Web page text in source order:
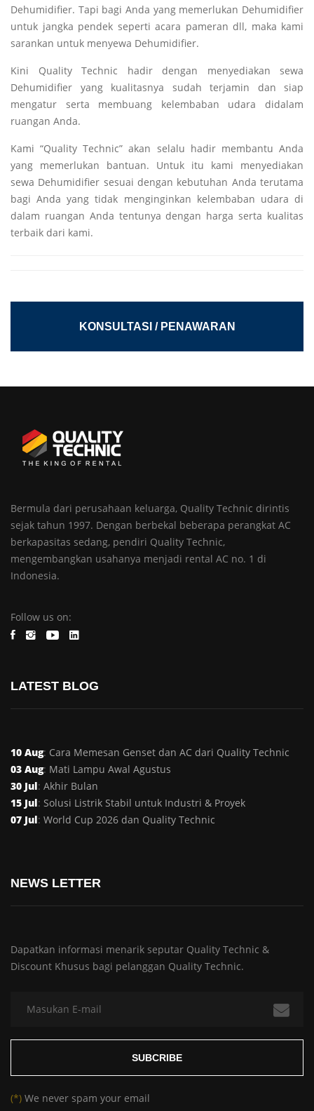
Dehumidifier. Tapi bagi Anda yang memerlukan Dehumidifier
untuk jangka pendek seperti acara pameran dll, maka kami
sarankan untuk menyewa Dehumidifier.
Kini Quality Technic hadir dengan menyediakan sewa
Dehumidifier yang kualitasnya sudah terjamin dan siap
mengatur serta membuang kelembaban udara didalam
ruangan Anda.
Kami “Quality Technic” akan selalu hadir membantu Anda
yang memerlukan bantuan. Untuk itu kami menyediakan
sewa Dehumidifier sesuai dengan kebutuhan Anda terutama
bagi Anda yang tidak menginginkan kelembaban udara di
dalam ruangan Anda tentunya dengan harga serta kualitas
terbaik dari kami.
KONSULTASI / PENAWARAN
Bermula dari perusahaan keluarga, Quality Technic dirintis
sejak tahun 1997. Dengan berbekal beberapa perangkat AC
berkapasitas sedang, pendiri Quality Technic,
mengembangkan usahanya menjadi rental AC no. 1 di
Indonesia.
Follow us on:
LATEST BLOG
10 Aug: Cara Memesan Genset dan AC dari Quality Technic
03 Aug: Mati Lampu Awal Agustus
30 Jul: Akhir Bulan
15 Jul: Solusi Listrik Stabil untuk Industri & Proyek
07 Jul: World Cup 2026 dan Quality Technic
NEWS LETTER
Dapatkan informasi menarik seputar Quality Technic &
Discount Khusus bagi pelanggan Quality Technic.
(*) We never spam your email